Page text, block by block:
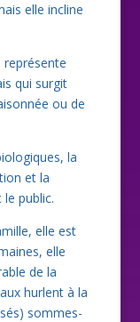
elle incline
représente
qui surgit
ou de
la
et la
public.
elle est
elle
de la
hurlent à la
sommes-